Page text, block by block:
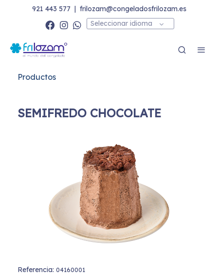
921 443 577 | frilozam@congeladosfrilozam.es
Seleccionar idioma
Productos
SEMIFREDO CHOCOLATE
Referencia: 04160001